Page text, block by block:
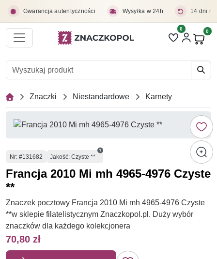
Gwarancja autentyczności Wysyłka w 24h 14 dni
Liczba pozycji
0 0
Znaczki Niestandardowe Karnety
Numer
Nr: #131682 Jakość: Czyste **
Francja 2010 Mi mh 4965-4976 Czyste
**
Znaczek pocztowy Francja 2010 Mi mh 4965-4976 Czyste
**w sklepie filatelistycznym Znaczkopol.pl. Duży wybór
znaczków dla każdego kolekcjonera
70,80 zł